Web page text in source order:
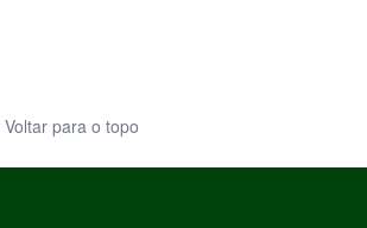
Voltar para o topo